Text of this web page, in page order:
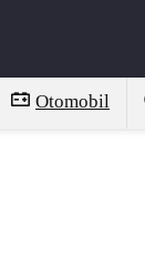
Otomobil